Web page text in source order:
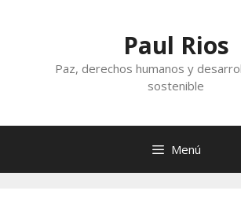
Paul Rios
Paz, derechos humanos y
sostenible
Menú